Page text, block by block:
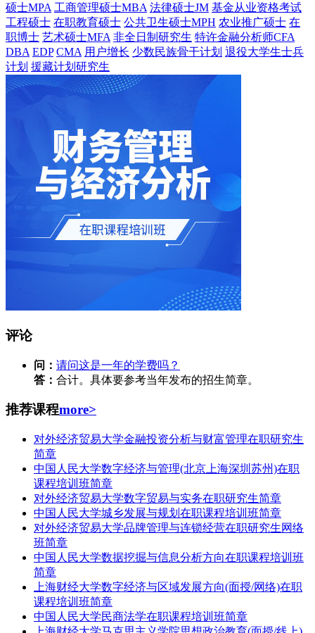
硕士MPA 工商管理硕士MBA 法律硕士JM 基金从业资格考试
工程硕士 在职教育硕士 公共卫生硕士MPH 农业推广硕士 在
职博士 艺术硕士MFA 非全日制研究生 特许金融分析师CFA
DBA EDP CMA 用户增长 少数民族骨干计划 退役大学生士兵
计划 援藏计划研究生
评论
问： 请问这是一年的学费吗？
答： 合计。具体要参考当年发布的招生简章。
推荐课程more>
对外经济贸易大学金融投资分析与财富管理在职研究生
简章
中国人民大学数字经济与管理(北京上海深圳苏州)在职
课程培训班简章
对外经济贸易大学数字贸易与实务在职研究生简章
中国人民大学城乡发展与规划在职课程培训班简章
对外经济贸易大学品牌管理与连锁经营在职研究生网络
班简章
中国人民大学数据挖掘与信息分析方向在职课程培训班
简章
上海财经大学数字经济与区域发展方向(面授/网络)在职
课程培训班简章
中国人民大学民商法学在职课程培训班简章